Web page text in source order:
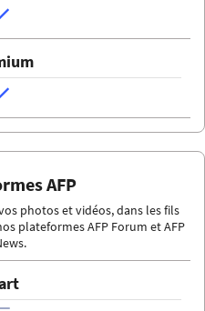
AFP
photos et vidéos, dans les fils
plateformes AFP Forum et AFP